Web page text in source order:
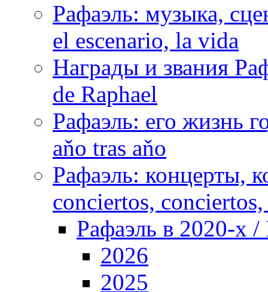
Рафаэль: музыка,
el escenario, la vida
Награды и звания
de Raphael
Рафаэль: его жизнь
aňo tras aňo
Рафаэль: концерты,
conciertos,
Рафаэль в 2020-х /
2026
2025